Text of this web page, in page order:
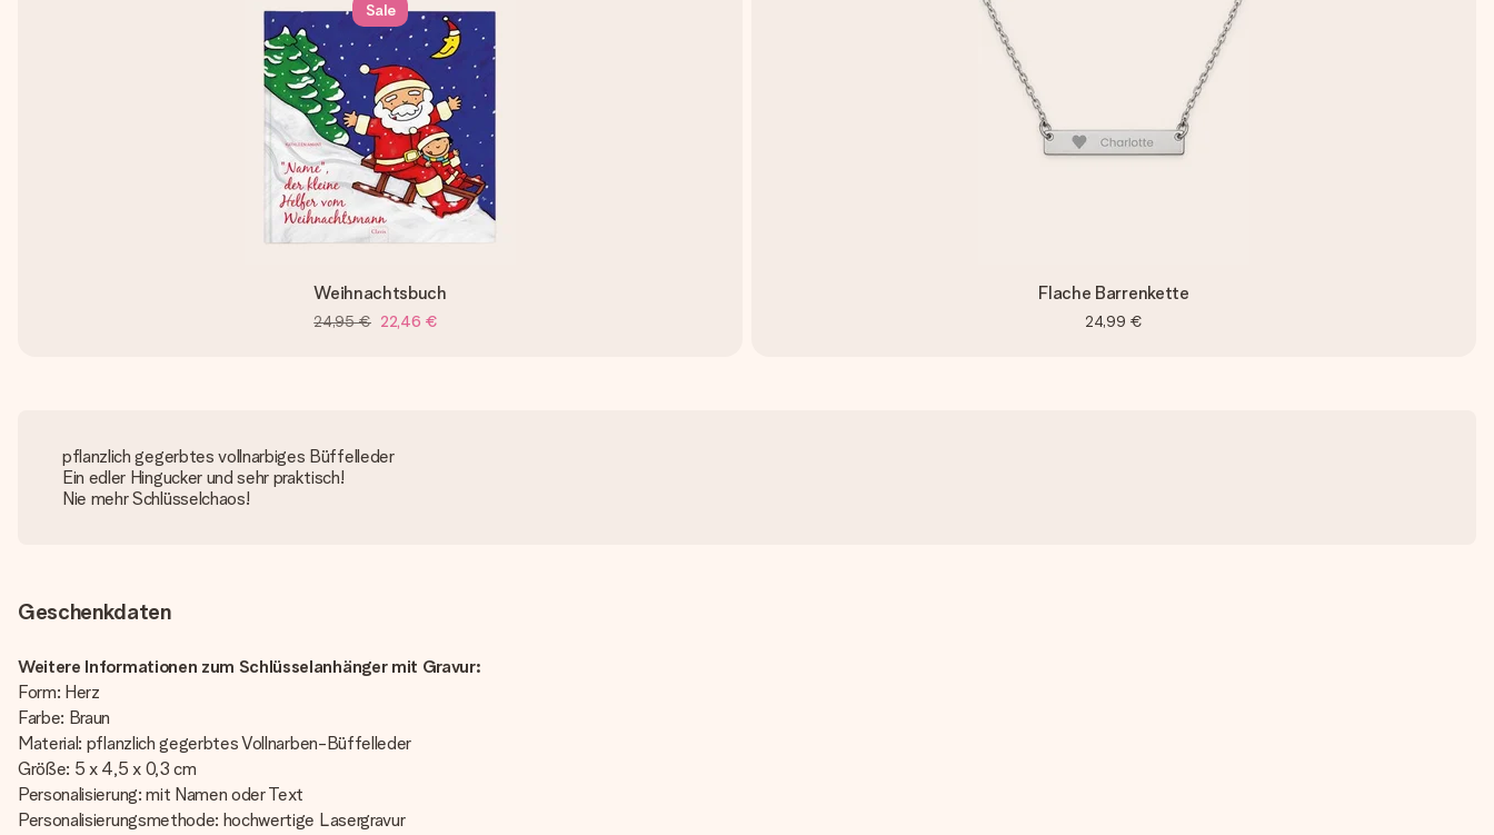
Sale
Weihnachtsbuch
24,95 € 22,46 €
Flache Barrenkette
24,99 €
pflanzlich gegerbtes vollnarbiges Büffelleder
Ein edler Hingucker und sehr praktisch!
Nie mehr Schlüsselchaos!
Geschenkdaten
Weitere Informationen zum Schlüsselanhänger mit Gravur:
Form: Herz
Farbe: Braun
Material: pflanzlich gegerbtes Vollnarben-Büffelleder
Größe: 5 x 4,5 x 0,3 cm
Personalisierung: mit Namen oder Text
Personalisierungsmethode: hochwertige Lasergravur